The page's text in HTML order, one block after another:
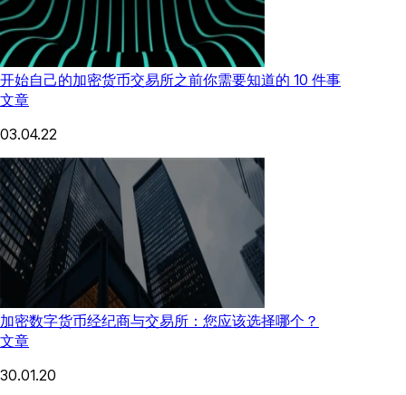
开始自己的加密货币交易所之前你需要知道的 10 件事
文章
03.04.22
加密数字货币经纪商与交易所：您应该选择哪个？
文章
30.01.20